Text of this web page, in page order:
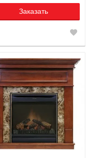
Заказать